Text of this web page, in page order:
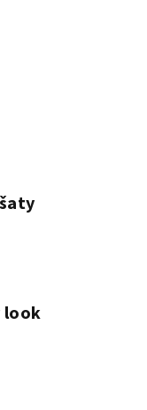
look